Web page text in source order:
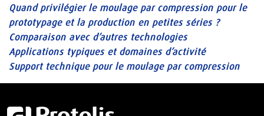
Quand privilégier le moulage par compression pour le
prototypage et la production en petites séries ?
Comparaison avec d’autres technologies
Applications typiques et domaines d’activité
Support technique pour le moulage par compression